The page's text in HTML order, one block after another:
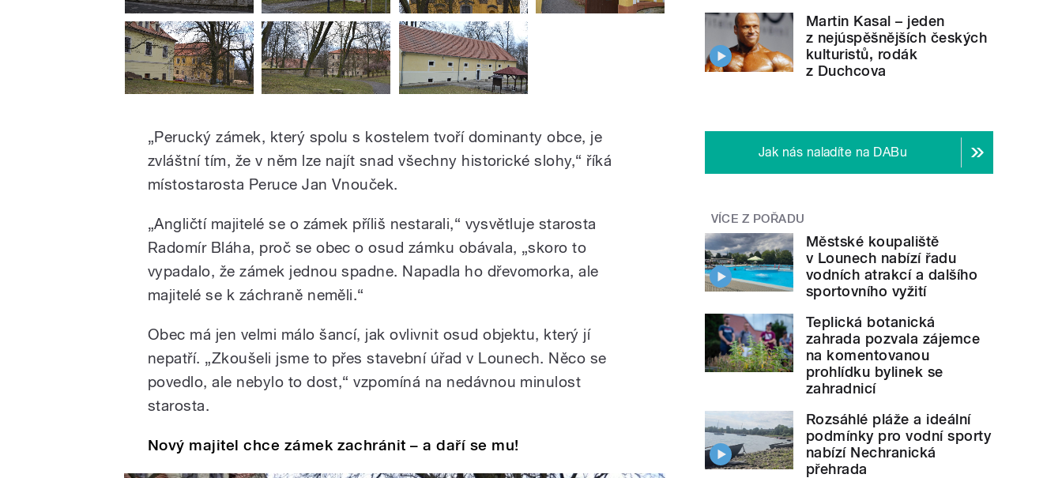
„Perucký zámek, který spolu s kostelem tvoří dominanty obce, je
zvláštní tím, že v něm lze najít snad všechny historické slohy,“ říká
místostarosta Peruce Jan Vnouček.
„Angličtí majitelé se o zámek příliš nestarali,“ vysvětluje starosta
Radomír Bláha, proč se obec o osud zámku obávala, „skoro to
vypadalo, že zámek jednou spadne. Napadla ho dřevomorka, ale
majitelé se k záchraně neměli.“
Obec má jen velmi málo šancí, jak ovlivnit osud objektu, který jí
nepatří. „Zkoušeli jsme to přes stavební úřad v Lounech. Něco se
povedlo, ale nebylo to dost,“ vzpomíná na nedávnou minulost
starosta.
Nový majitel chce zámek zachránit – a daří se mu!
Martin Kasal – jeden
z nejúspěšnějších českých
kulturistů, rodák
z Duchcova
Jak nás naladíte na DABu
VÍCE Z POŘADU
Městské koupaliště
v Lounech nabízí řadu
vodních atrakcí a dalšího
sportovního vyžití
Teplická botanická
zahrada pozvala zájemce
na komentovanou
prohlídku bylinek se
zahradnicí
Rozsáhlé pláže a ideální
podmínky pro vodní sporty
nabízí Nechranická
přehrada